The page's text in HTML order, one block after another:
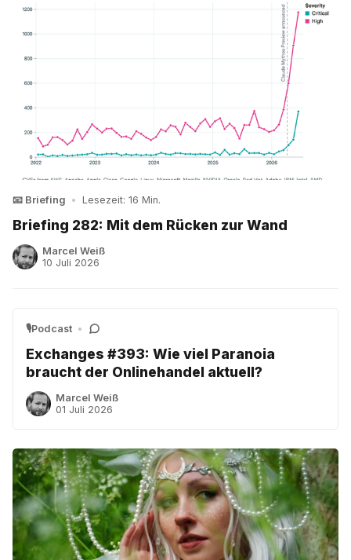
📧 Briefing • Lesezeit: 16 Min.
Briefing 282: Mit dem Rücken zur Wand
Marcel Weiß
10 Juli 2026
🎙️Podcast •
Exchanges #393: Wie viel Paranoia
braucht der Onlinehandel aktuell?
Marcel Weiß
01 Juli 2026